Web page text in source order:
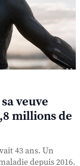
veuve
millions de
43 ans. Un
depuis 2016.